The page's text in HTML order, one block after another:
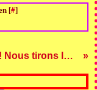
[#]
Dimanche 13janvier 2019 : pan ! Nous tirons les Rois...